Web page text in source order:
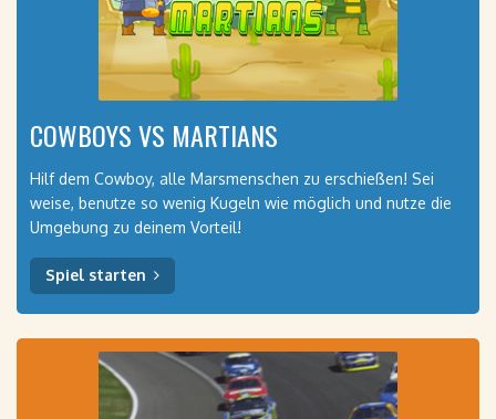
COWBOYS VS MARTIANS
Hilf dem Cowboy, alle Marsmenschen zu erschießen! Sei
weise, benutze so wenig Kugeln wie möglich und nutze die
Umgebung zu deinem Vorteil!
Spiel starten